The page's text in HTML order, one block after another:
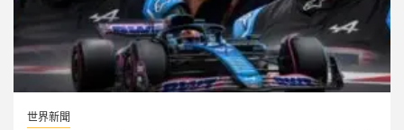
世界新聞